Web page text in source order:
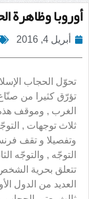
أوروبا وظاهرة
أبريل 4, 2016
تحوّل الحجاب
تؤرّق كثيرا من
الغرب , وموقف
ثلاث توجهات ,
وتفصيلا و تقف
التوجّه , والتوجّه
تتعلق بحرية الشخص
العديد من الدول